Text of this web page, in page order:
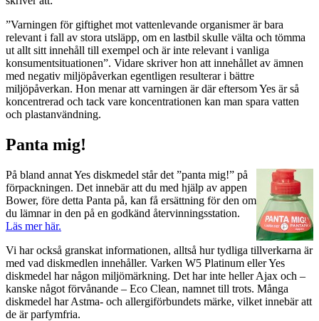
”Varningen för giftighet mot vattenlevande organismer är bara
relevant i fall av stora utsläpp, om en lastbil skulle välta och tömma
ut allt sitt innehåll till exempel och är inte relevant i vanliga
konsumentsituationen”. Vidare skriver hon att innehållet av ämnen
med negativ miljöpåverkan egentligen resulterar i bättre
miljöpåverkan. Hon menar att varningen är där eftersom Yes är så
koncentrerad och tack vare koncentrationen kan man spara vatten
och plastanvändning.
Panta mig!
På bland annat Yes diskmedel står det ”panta mig!” på
förpackningen. Det innebär att du med hjälp av appen
Bower, före detta Panta på, kan få ersättning för den om
du lämnar in den på en godkänd återvinningsstation.
Läs mer här.
Vi har också granskat informationen, alltså hur tydliga tillverkarna är
med vad diskmedlen innehåller. Varken W5 Platinum eller Yes
diskmedel har någon miljömärkning. Det har inte heller Ajax och –
kanske något förvånande – Eco Clean, namnet till trots. Många
diskmedel har Astma- och allergiförbundets märke, vilket innebär att
de är parfymfria.